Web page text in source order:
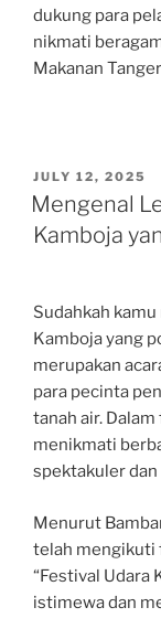
dukung para
nikmati
Makanan
POSTED
ON
JULY 12, 2025
Mengenal
Kamboja
Sudahkah
Kamboja yang
merupakan
para pecinta
tanah air.
menikmati
spektakuler
Menurut
telah mengikuti
“Festival Udara
istimewa dan